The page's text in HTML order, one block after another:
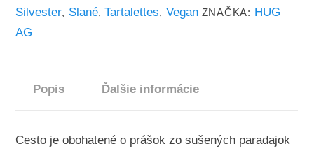
snack
4,2cm
plat
Silvester, Slané,Tartalettes, Vegan ZNAČKA: HUG
AG
Popis Ďalšie informácie
Cesto je obohatené o prášok zo sušených paradajok